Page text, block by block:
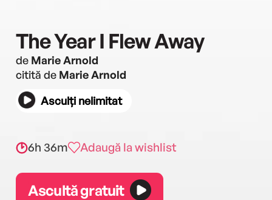
The Year I Flew Away
de Marie Arnold
citită de Marie Arnold
Asculți nelimitat
6h 36m Adaugă la wishlist
Ascultă gratuit